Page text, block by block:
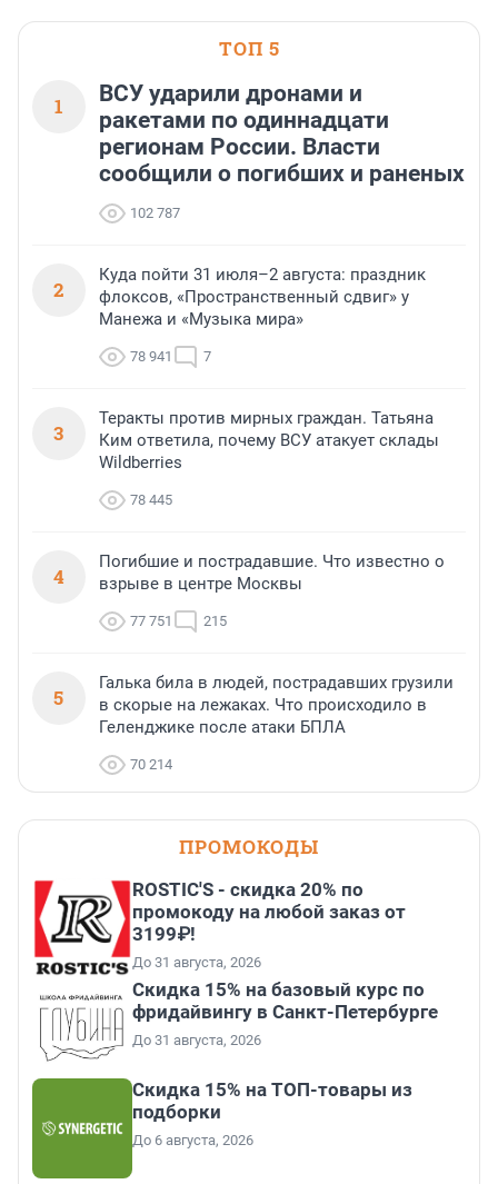
ТОП 5
1
ВСУ ударили дронами и
ракетами по одиннадцати
регионам России. Власти
сообщили о погибших и раненых
102 787
2
Куда пойти 31 июля–2 августа: праздник
флоксов, «Пространственный сдвиг» у
Манежа и «Музыка мира»
78 941 7
3
Теракты против мирных граждан. Татьяна
Ким ответила, почему ВСУ атакует склады
Wildberries
78 445
4
Погибшие и пострадавшие. Что известно о
взрыве в центре Москвы
77 751 215
5
Галька била в людей, пострадавших грузили
в скорые на лежаках. Что происходило в
Геленджике после атаки БПЛА
70 214
ПРОМОКОДЫ
ROSTIC'S - скидка 20% по
промокоду на любой заказ от
3199₽!
До 31 августа, 2026
Скидка 15% на базовый курс по
фридайвингу в Санкт-Петербурге
До 31 августа, 2026
Скидка 15% на ТОП-товары из
подборки
До 6 августа, 2026